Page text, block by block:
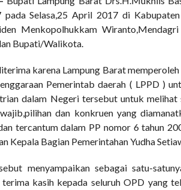
Selasa,25 April 2017 di
Menkopolhukkam
Bupati/Walikota.
karena Lampung Barat
Pemerintab daerah ( LPPD )
dalam Negeri tersebut untuk melihat
dan konkruen yang
tercantum dalam PP nomor 6 tahun
Kepala Bagian Pemerintahan Yudha
menyampaikan sebagai satu-
kasih kepada seluruh OPD yang